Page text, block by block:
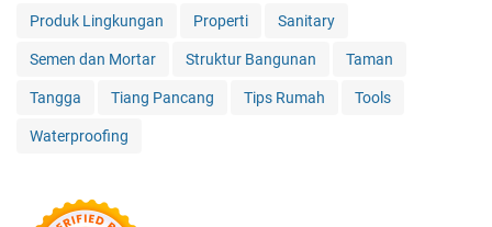
Produk Lingkungan Properti Sanitary
Semen dan Mortar Struktur Bangunan Taman
Tangga Tiang Pancang Tips Rumah Tools
Waterproofing